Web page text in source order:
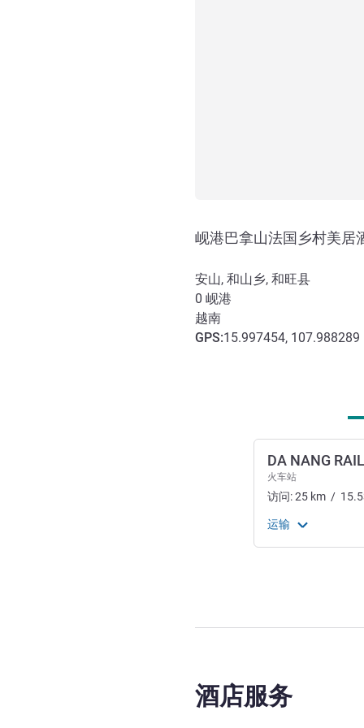
岘港巴拿山法国乡村美居
安山, 和山乡, 和旺县
0 岘港
越南
GPS:15.997454, 107.988289
DA NANG
火车站
访问:25 km /
运输
酒店服务